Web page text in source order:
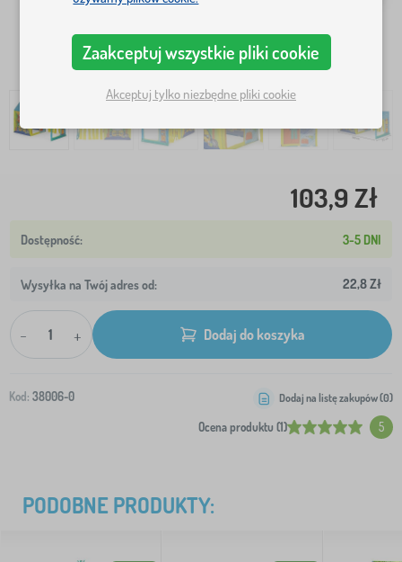
103,9 Zł
3-5 DNI
Wysyłka na Twój adres od: 22,8 Zł
- + Dodaj do koszyka
Kod: 38006-0
Ocena produktu (1) 5
Dodaj na listę zakupów (0)
PODOBNE PRODUKTY:
Zaakceptuj wszystkie pliki cookie
Akceptuj tylko niezbędne pliki cookie